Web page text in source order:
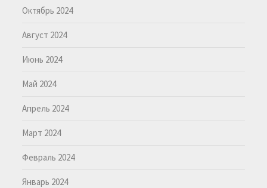
Октябрь 2024
Август 2024
Июнь 2024
Май 2024
Апрель 2024
Март 2024
Февраль 2024
Январь 2024